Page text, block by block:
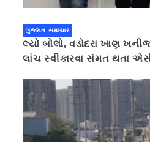
ગુજરાત સમાચાર
લ્યો બોલો, વડોદરા ખાણ
લાંચ સ્વીકારવા સંમત થતા